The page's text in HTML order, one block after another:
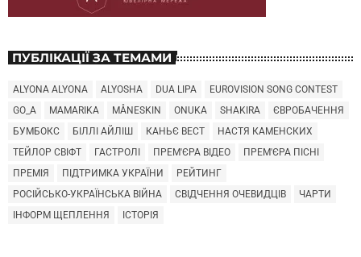
ПУБЛІКАЦІЇ ЗА ТЕМАМИ
ALYONA ALYONA ALYOSHA DUA LIPA
EUROVISION SONG CONTEST
GO_A
MAMARIKA MÅNESKIN ONUKA SHAKIRA
ЄВРОБАЧЕННЯ
БУМБОКС
БІЛЛІ АЙЛІШ КАНЬЄ ВЕСТ
НАСТЯ КАМЕНСКИХ
ТЕЙЛОР СВІФТ
ГАСТРОЛІ ПРЕМ'ЄРА ВІДЕО
ПРЕМ'ЄРА ПІСНІ
ПРЕМІЯ
ПІДТРИМКА УКРАЇНИ
РЕЙТИНГ
РОСІЙСЬКО-УКРАЇНСЬКА ВІЙНА
СВІДЧЕННЯ ОЧЕВИДЦІВ
ЧАРТИ
ІНФОРМ ЩЕПЛЕННЯ
ІСТОРІЯ